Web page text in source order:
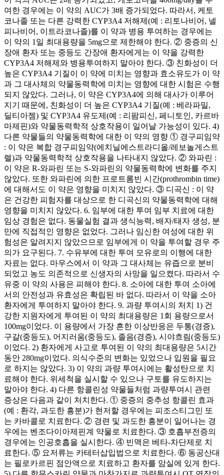
여한 경우에는 이 약의 AUC가 3배 증가되었다. 따라서, 케토
코나졸 또는 다른 강력한 CYP3A4 저해제(예 : 리토나비어, 넬
피나비어, 이트라코나졸)를 이 약과 병용 투여하는 경우에는
이 약의 1일 최대용량을 5mg으로 제한해야 한다. ② 중증의 신
장애 환자 또는 중등도 간장애 환자에게는 이 약을 강력한
CYP3A4 저해제와 병용투여하지 말아야 한다. ③ 친화성이 더
높은 CYP3A4 기질이 이 약에 미치는 영향과 효소유도가 이 약
과 그 대사체의 약물동력학에 미치는 영향에 대한 시험은 수행
되지 않았다. 그러나, 이 약은 CYP3A4에 의해 대사가 이루어
지기 때문에, 친화성이 더 높은 CYP3A4 기질(예 : 베라파밀,
딜티아젬) 및 CYP3A4 유도제(예 : 리팜피신, 페니토인, 카르바
마제핀)와 약물동력학적 상호작용이 일어날 가능성이 있다. 4)
다른 약물들의 약물동력학에 대한 이 약의 영향 ① 경구피임약
: 이 약은 복합 경구피임약(에치닐에스트라디올/레보놀게스트
렐)과 약물동력학적 상호작용을 나타내지 않았다. ② 와파린 :
이 약은 R-와파린 또는 S-와파린의 약물동력학에 변화를 주지
않았다. 또한 와파린에 의한 프로트롬빈 시간(prothrombin time)
에 대해서도 이 약은 영향을 미치지 않았다. ③ 디곡신 : 이 약
은 건강한 피험자를 대상으로 한 디곡신의 약물동력학에 대해
영향을 미치지 않았다. 6. 임부에 대한 투여 임부 치료에 대한
임상 경험은 없다. 동물실험 결과 생식능력, 배자/태자 생성, 분
만에 직접적인 영향은 없었다. 그러나 임신한 여성에 대한 위
험성은 알려지지 않았으므로 임부에게 이 약을 투여할 경우 주
의가 요구된다. 7. 수유부에 대한 투여 모유로의 이행에 대한
자료는 없다. 마우스에서 이 약과 그 대사체는 유즙으로 분비
되었고 농도 의존적으로 신생자의 사망을 일으켰다. 따라서 수
유중 이 약의 사용은 피해야 한다. 8. 소아에 대한 투여 소아에
서의 안전성과 유효성은 확립된 바 없다. 따라서 이 약을 소아
환자에게 투여하지 말아야 한다. 9. 과량 투여시의 처치 1) 건
강한 지원자에게 투여된 이 약의 최대용량은 1회 용량으로서
100mg이었다. 이 용량에서 가장 흔한 이상반응은 두통(경증),
구갈(중등도), 어지러움(중등도), 졸음(경증), 시야흐림(중등도)
이었다. 2) 환자에게 사고로 투여된 이 약의 최대용량은 5시간
동안 280mg이었다. 의식수준의 변화는 있었으나 입원을 필요
로 하지는 않았다. 3) 이 약의 과량 투여시에는 활성탄으로 치
료해야 한다. 위세척을 실시할 수 있으나 구토를 유도하지는
말아야 한다. 4) 다른 항콜린성 약물들처럼 과량투여시 관련
증상은 다음과 같이 처치한다. ① 중증의 중추성 항콜린 효과
(예 : 환각, 과도한 흥분)가 현저할 경우에는 피조스티그민 또
는 카바콜로 치료한다. ② 경련 및 과도한 흥분이 일어나는 경
우에는 벤조다이아제핀계 약물로 치료한다. ③ 호흡부전증의
경우에는 인공호흡을 실시한다. ④ 빈맥은 베타-차단제로 치
료한다. ⑤ 요저류는 카테터삽입법으로 치료한다. ⑥ 동공산대
는 필로카르핀 점안액으로 치료하고 환자를 암실에 있게 한다.